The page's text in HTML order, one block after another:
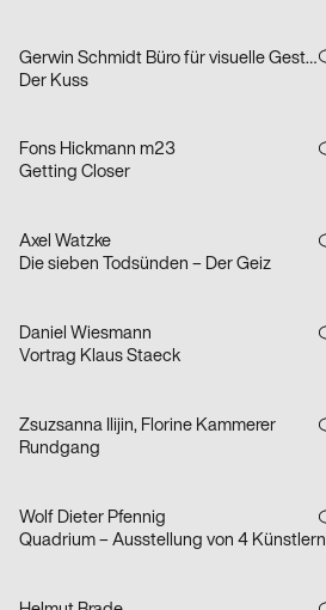
Gerwin Schmidt Büro für visuelle Gestaltung
Der Kuss
Fons Hickmann m23
Getting Closer
Axel Watzke
Die sieben Todsünden – Der Geiz
Daniel Wiesmann
Vortrag Klaus Staeck
Zsuzsanna Ilijin, Florine Kammerer
Rundgang
Wolf Dieter Pfennig
Quadrium – Ausstellung von 4 Künstlern